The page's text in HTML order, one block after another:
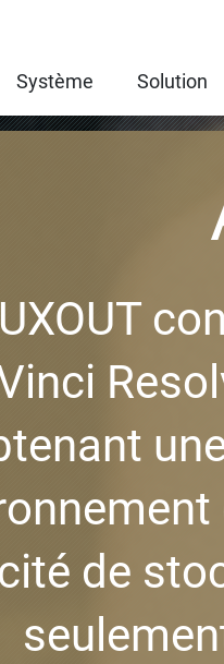
Système Solution
de